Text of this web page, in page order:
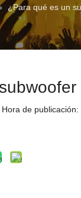
¿Para qué es un
de